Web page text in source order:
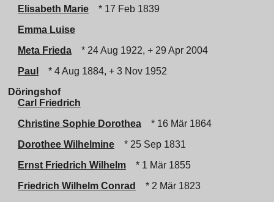
Elisabeth Marie
* 17 Feb 1839
Emma Luise
Meta Frieda
* 24 Aug 1922, + 29 Apr 2004
Paul
* 4 Aug 1884, + 3 Nov 1952
Döringshof
Carl Friedrich
Christine Sophie Dorothea
* 16 Mär 1864
Dorothee Wilhelmine
* 25 Sep 1831
Ernst Friedrich Wilhelm
* 1 Mär 1855
Friedrich Wilhelm Conrad
* 2 Mär 1823